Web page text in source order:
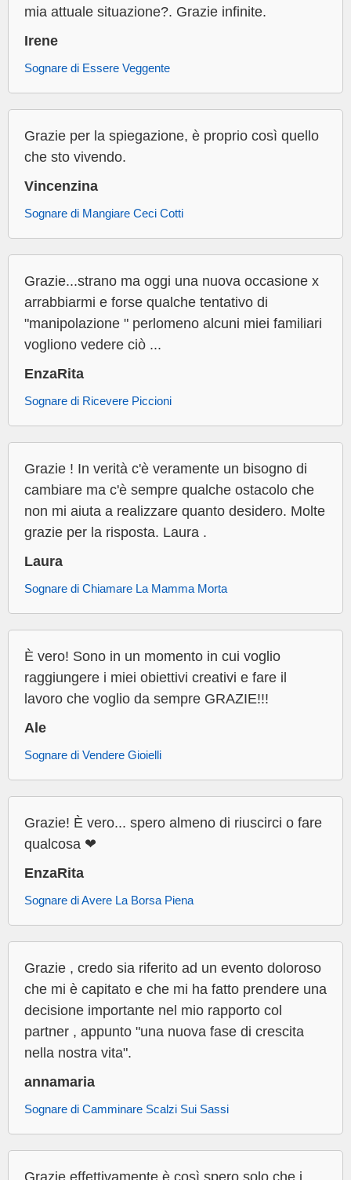
mia attuale situazione?. Grazie infinite.
Irene
Sognare di Essere Veggente
Grazie per la spiegazione, è proprio così quello
che sto vivendo.
Vincenzina
Sognare di Mangiare Ceci Cotti
Grazie...strano ma oggi una nuova occasione x
arrabbiarmi e forse qualche tentativo di
"manipolazione " perlomeno alcuni miei familiari
vogliono vedere ciò ...
EnzaRita
Sognare di Ricevere Piccioni
Grazie ! In verità c'è veramente un bisogno di
cambiare ma c'è sempre qualche ostacolo che
non mi aiuta a realizzare quanto desidero. Molte
grazie per la risposta. Laura .
Laura
Sognare di Chiamare La Mamma Morta
È vero! Sono in un momento in cui voglio
raggiungere i miei obiettivi creativi e fare il
lavoro che voglio da sempre GRAZIE!!!
Ale
Sognare di Vendere Gioielli
Grazie! È vero... spero almeno di riuscirci o fare
qualcosa ❤
EnzaRita
Sognare di Avere La Borsa Piena
Grazie , credo sia riferito ad un evento doloroso
che mi è capitato e che mi ha fatto prendere una
decisione importante nel mio rapporto col
partner , appunto "una nuova fase di crescita
nella nostra vita".
annamaria
Sognare di Camminare Scalzi Sui Sassi